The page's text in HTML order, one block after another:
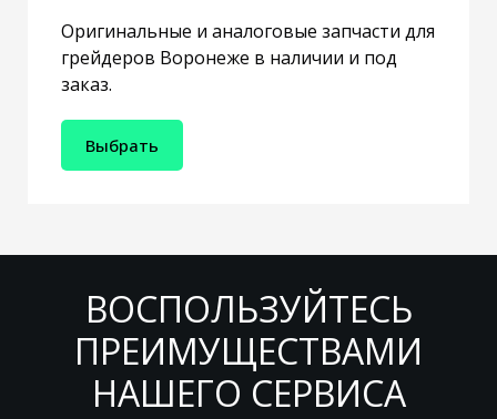
Оригинальные и аналоговые запчасти для
грейдеров Воронеже в наличии и под
заказ.
Выбрать
ВОСПОЛЬЗУЙТЕСЬ
ПРЕИМУЩЕСТВАМИ
НАШЕГО СЕРВИСА